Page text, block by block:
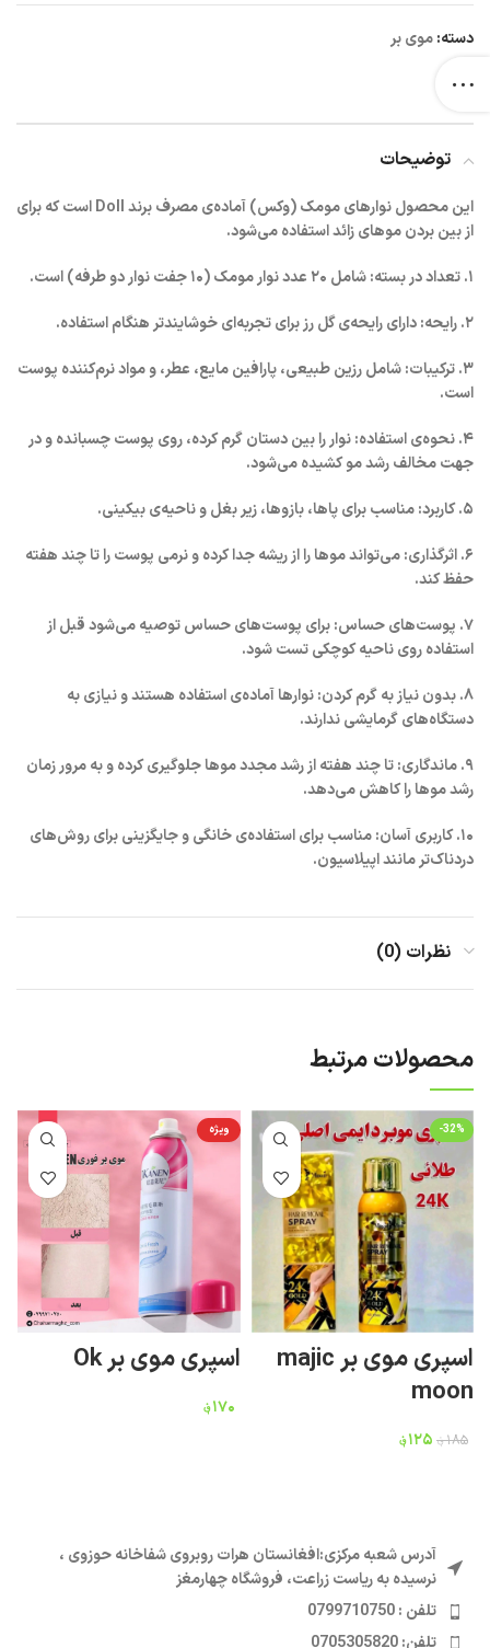
دسته:موی بر
توضیحات
این محصول نوارهای مومک (وکس) آماده‌ی مصرف برند Doll است که برای
از بین بردن موهای زائد استفاده می‌شود.
۱. تعداد در بسته: شامل ۲۰ عدد نوار مومک (۱۰ جفت نوار دو طرفه) است.
۲. رایحه: دارای رایحه‌ی گل رز برای تجربه‌ای خوشایندتر هنگام استفاده.
۳. ترکیبات: شامل رزین طبیعی، پارافین مایع، عطر، و مواد نرم‌کننده پوست
است.
۴. نحوه‌ی استفاده: نوار را بین دستان گرم کرده، روی پوست چسبانده و در
جهت مخالف رشد مو کشیده می‌شود.
۵. کاربرد: مناسب برای پاها، بازوها، زیر بغل و ناحیه‌ی بیکینی.
۶. اثرگذاری: می‌تواند موها را از ریشه جدا کرده و نرمی پوست را تا چند هفته
حفظ کند.
۷. پوست‌های حساس: برای پوست‌های حساس توصیه می‌شود قبل از
استفاده روی ناحیه کوچکی تست شود.
۸. بدون نیاز به گرم کردن: نوارها آماده‌ی استفاده هستند و نیازی به
دستگاه‌های گرمایشی ندارند.
۹. ماندگاری: تا چند هفته از رشد مجدد موها جلوگیری کرده و به مرور زمان
رشد موها را کاهش می‌دهد.
۱۰. کاربری آسان: مناسب برای استفاده‌ی خانگی و جایگزینی برای روش‌های
دردناک‌تر مانند اپیلاسیون.
نظرات (0)
محصولات مرتبط
-32%
اسپری موی بر majic
moon
۱۸۵؋ ۱۲۵؋
ویژه
اسپری موی بر Ok
۱۷۰؋
آدرس شعبه مرکزی:افغانستان هرات روبروی شفاخانه حوزوی ،
نرسیده به ریاست زراعت، فروشگاه چهارمغز
تلفن : 0799710750
تلفن: 0705305820